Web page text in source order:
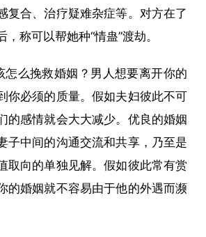
复合、治疗疑难杂症等。对方在了
称可以帮她种“情蛊”渡劫。
怎么挽救婚姻？男人想要离开你的
你必须的质量。假如夫妇彼此不可
的感情就会大大减少。优良的婚姻
子中间的沟通交流和共享，乃至是
取向的单独见解。假如彼此常有赏
的婚姻就不容易由于他的外遇而濒